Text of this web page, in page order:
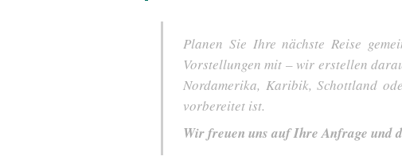
Planen Sie Ihre nächste Reise
Vorstellungen mit – wir erstellen
Nordamerika, Karibik, Schottland
vorbereitet ist.
Wir freuen uns auf Ihre Anfrage und